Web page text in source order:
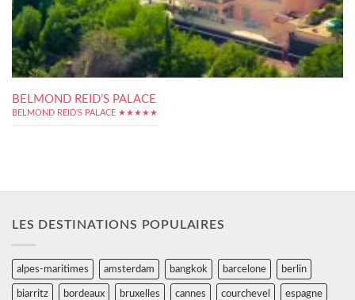
BELMOND REID’S PALACE
BELMOND REID'S PALACE ★★★★★
LES DESTINATIONS POPULAIRES
alpes-maritimes amsterdam bangkok barcelone berlin
biarritz bordeaux bruxelles cannes courchevel espagne